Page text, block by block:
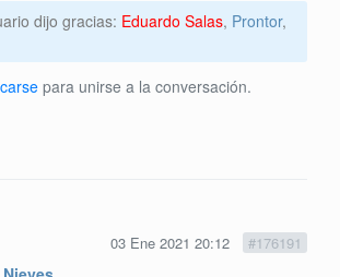
dijo gracias: Eduardo Salas, Prontor,
para unirse a la conversación.
03 Ene 2021 20:12 #176191